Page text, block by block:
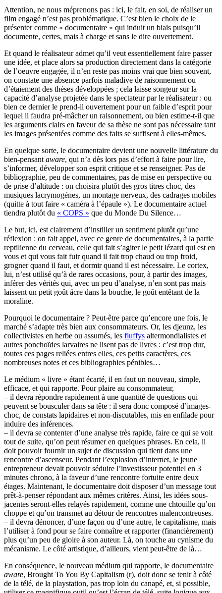
Attention, ne nous méprenons pas : ici, le fait, en soi, de réaliser un
film engagé n’est pas problématique. C’est bien le choix de le
présenter comme « documentaire » qui induit un biais puisqu’il
documente, certes, mais à charge et sans le dire ouvertement.
Et quand le réalisateur admet qu’il veut essentiellement faire passer
une idée, et place alors sa production directement dans la catégorie
de l’oeuvre engagée, il n’en reste pas moins vrai que bien souvent,
on constate une absence parfois maladive de raisonnement ou
d’étaiement des thèses développées ; cela laisse songeur sur la
capacité d’analyse projetée dans le spectateur par le réalisateur : ou
bien ce dernier le prend-il ouvertement pour un faible d’esprit pour
lequel il faudra pré-mâcher un raisonnement, ou bien estime-t-il que
les arguments clairs en faveur de sa thèse ne sont pas nécessaire tant
les images présentées comme des faits se suffisent à elles-mêmes.
En quelque sorte, le documentaire devient une nouvelle littérature du
bien-pensant aware, qui n’a dès lors pas d’effort à faire pour lire,
s’informer, développer son esprit critique et se renseigner. Pas de
bibliographie, peu de commentaires, pas de mise en perspective ou
de prise d’altitude : on choisira plutôt des gros titres choc, des
musiques lacrymogènes, un montage nerveux, des cadrages mobiles
(quitte à tout faire « caméra à l’épaule »). Le documentaire actuel
tiendra plutôt du « COPS » que du Monde Du Silence…
Le but, ici, est clairement d’instiller un sentiment plutôt qu’une
réflexion : on fait appel, avec ce genre de documentaires, à la partie
reptilienne du cerveau, celle qui fait s’agiter le petit lézard qui est en
vous et qui vous fait fuir quand il fait trop chaud ou trop froid,
grogner quand il faut, et dormir quand il est nécessaire. Le cortex,
lui, n’est utilisé qu’à de rares occasions, pour, à partir des images,
inférer des vérités qui, avec un peu d’analyse, n’en sont pas mais
laissent un petit goût âcre dans la bouche, le goût entêtant de la
moraline.
Pourquoi le documentaire ? Peut-être parce qu’encore une fois, le
marché s’adapte très bien aux consommateurs. Or, les djeunz, les
collectivistes en herbe ou assumés, les fluffys altermondialistes et
autres ponchoïdes larvaires ne lisent pas de livres : c’est trop dur,
toutes ces pages reliées entres elles, ces petits caractères, ces
nombreuses notes et ces bibliographies pénibles…
Le médium « livre » étant écarté, il en faut un nouveau, simple,
efficace, et qui rapporte. Pour plaire au consommateur,
– il devra répondre rapidement à une quantité de questions qui
peuvent se bousculer dans sa tête : il sera donc composé d’images-
choc, de constats lapidaires et non-discutables, mis en enfilade pour
induire des inférences.
– il devra se contenter d’une analyse très rapide, faire ce qui se voit
tout de suite, qu’on peut résumer en quelques phrases. En cela, il
doit pouvoir fournir un sujet de discussion qui tient dans une
rencontre d’ascenseur. Pendant l’explosion d’internet, le jeune
entrepreneur devait pouvoir séduire l’investisseur potentiel en 3
minutes chrono, à la faveur d’une rencontre fortuite entre deux
étages. Maintenant, le documentaire doit disposer d’un message tout
prêt-à-penser répondant aux mêmes critères. Ainsi, les idées sous-
jacentes seront-elles relayés rapidement, comme une chtouille qu’on
choppe et qu’on transmet au détour de rencontres malencontreuses.
– il devra dénoncer, d’une façon ou d’une autre, le capitalisme, mais
l’utiliser à fond pour se faire connaître et rapporter (financièrement)
plus qu’un peu de gloire à son auteur. Là, on touche au cynisme du
mécanisme. Le côté artistique, d’ailleurs, vient peut-être de là…
En conséquence, le nouveau médium qui rapporte, le documentaire
aware, Brought To You By Capitalism (r), doit donc se tenir à côté
de la télé, de la playstation, pas trop loin du canapé, et, si possible,